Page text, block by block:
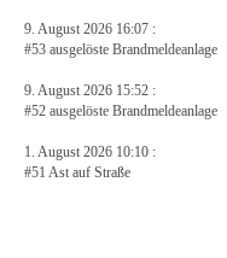
9. August 2026 16:07 :
#53 ausgelöste Brandmeldeanlage
9. August 2026 15:52 :
#52 ausgelöste Brandmeldeanlage
1. August 2026 10:10 :
#51 Ast auf Straße